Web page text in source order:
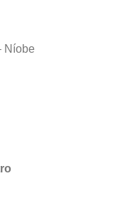
Níobe